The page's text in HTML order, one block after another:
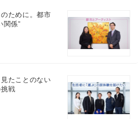
のために。都市
関係”
たことのない
戦